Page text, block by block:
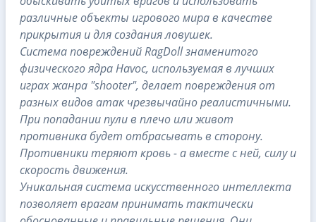
различные объекты игрового мира в качестве
прикрытия и для создания ловушек.
Система повреждений RagDoll знаменитого
физического ядра Havoc, используемая в лучших
играх жанра "shooter", делает повреждения от
разных видов атак чрезвычайно реалистичными.
При попадании пули в плечо или живот
противника будет отбрасывать в сторону.
Противники теряют кровь - а вместе с ней, силу и
скорость движения.
Уникальная система искусственного интеллекта
позволяет врагам принимать тактически